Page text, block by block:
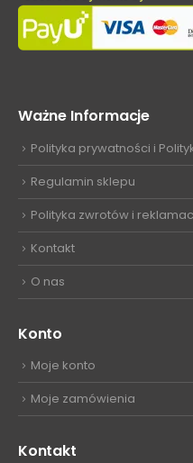
Ważne Informacje
Polityka prywatności i
Regulamin sklepu
Polityka zwrotów i
Kontakt
O nas
Konto
Moje konto
Moje zamówienia
Kontakt